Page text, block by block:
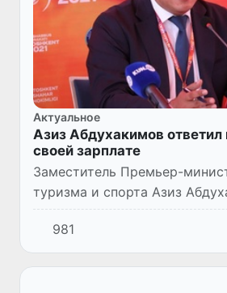
Актуальное
Азиз Абдухакимов ответил
своей зарплате
Заместитель Премьер-
туризма и спорта Азиз
заключительный, пятый
инициатив Ташкента
молодежью.
981